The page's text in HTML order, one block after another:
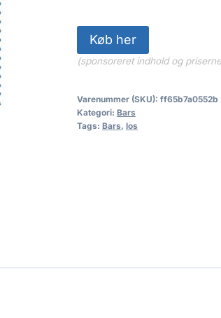
Køb her
(sponsoreret indhold og
Varenummer (SKU): ff65b7a0552b
Kategori: Bars
Tags: Bars, los